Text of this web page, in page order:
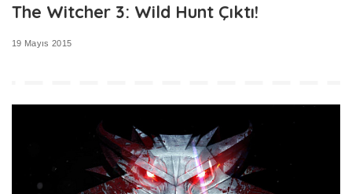
The Witcher 3: Wild Hunt Çıktı!
19 Mayıs 2015